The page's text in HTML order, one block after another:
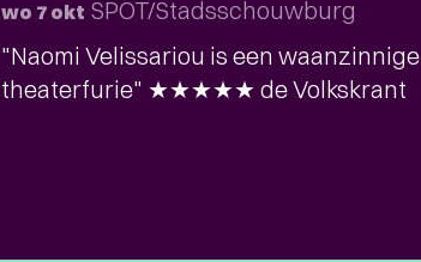
wo 7 okt SPOT/Stadsschouwburg
"Naomi Velissariou is een waanzinnige
theaterfurie" ★★★★★ de Volkskrant